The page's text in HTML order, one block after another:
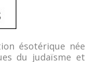
ésotérique née
du judaïsme et